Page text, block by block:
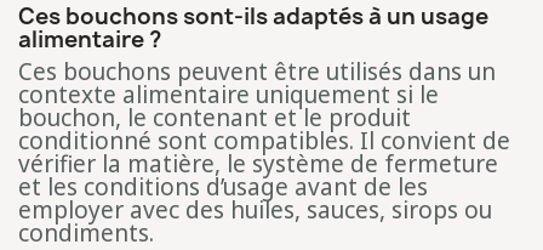
Ces bouchons sont-ils adaptés à un usage
alimentaire ?
Ces bouchons peuvent être utilisés dans un
contexte alimentaire uniquement si le
bouchon, le contenant et le produit
conditionné sont compatibles. Il convient de
vérifier la matière, le système de fermeture
et les conditions d’usage avant de les
employer avec des huiles, sauces, sirops ou
condiments.